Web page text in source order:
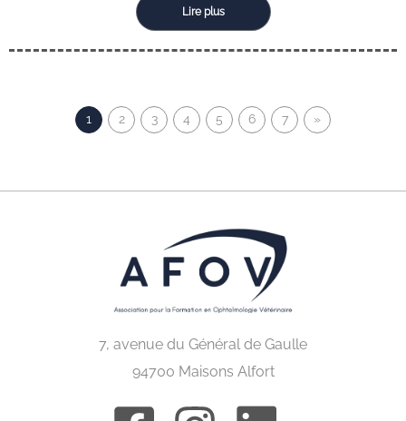
Lire plus
1 2 3 4 5 6 7 »
7, avenue du Général de Gaulle
94700 Maisons Alfort